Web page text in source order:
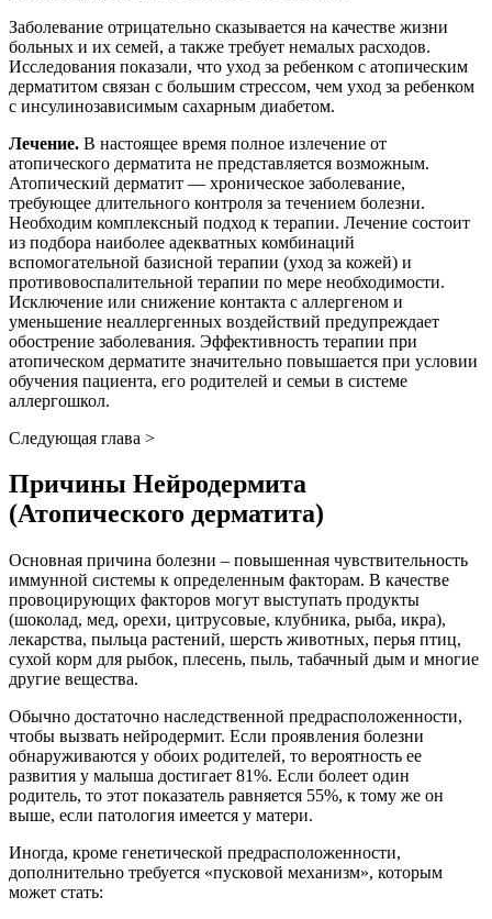
Заболевание отрицательно сказывается на качестве жизни
больных и их семей, а также требует немалых расходов.
Исследования показали, что уход за ребенком с атопическим
дерматитом связан с большим стрессом, чем уход за ребенком
с инсулинозависимым сахарным диабетом.
Лечение. В настоящее время полное излечение от
атопического дерматита не представляется возможным.
Атопический дерматит — хроническое заболевание,
требующее длительного контроля за течением болезни.
Необходим комплексный подход к терапии. Лечение состоит
из подбора наиболее адекватных комбинаций
вспомогательной базисной терапии (уход за кожей) и
противовоспалительной терапии по мере необходимости.
Исключение или снижение контакта с аллергеном и
уменьшение неаллергенных воздействий предупреждает
обострение заболевания. Эффективность терапии при
атопическом дерматите значительно повышается при условии
обучения пациента, его родителей и семьи в системе
аллергошкол.
Следующая глава >
Причины Нейродермита
(Атопического дерматита)
Основная причина болезни – повышенная чувствительность
иммунной системы к определенным факторам. В качестве
провоцирующих факторов могут выступать продукты
(шоколад, мед, орехи, цитрусовые, клубника, рыба, икра),
лекарства, пыльца растений, шерсть животных, перья птиц,
сухой корм для рыбок, плесень, пыль, табачный дым и многие
другие вещества.
Обычно достаточно наследственной предрасположенности,
чтобы вызвать нейродермит. Если проявления болезни
обнаруживаются у обоих родителей, то вероятность ее
развития у малыша достигает 81%. Если болеет один
родитель, то этот показатель равняется 55%, к тому же он
выше, если патология имеется у матери.
Иногда, кроме генетической предрасположенности,
дополнительно требуется «пусковой механизм», которым
может стать: